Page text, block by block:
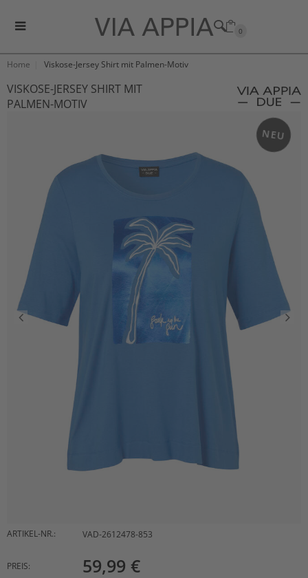
0
Home Viskose-Jersey Shirt mit Palmen-Motiv
VISKOSE-JERSEY SHIRT MIT
PALMEN-MOTIV
NEU
ARTIKEL-NR.: VAD-2612478-853
PREIS: 59,99 €